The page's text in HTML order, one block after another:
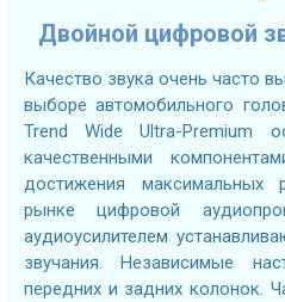
Двойной цифровой
Качество звука очень часто
выборе автомобильного
Trend Wide Ultra-Premium
качественными
достижения максимальных
рынке цифровой
аудиоусилителем
звучания. Независимые
передних и задних колонок.